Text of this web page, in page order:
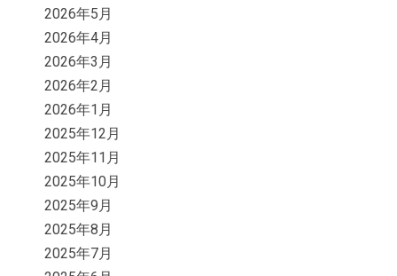
2026年5月
2026年4月
2026年3月
2026年2月
2026年1月
2025年12月
2025年11月
2025年10月
2025年9月
2025年8月
2025年7月